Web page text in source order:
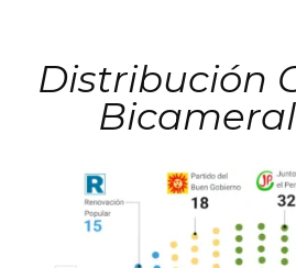
Distribución